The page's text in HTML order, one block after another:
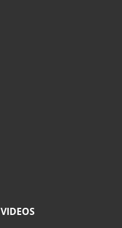
VIDEOS